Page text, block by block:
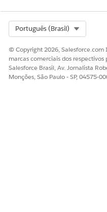
Português (Brasil)
© Copyright 2026, Salesforce.com
marcas comerciais dos respectivos
Salesforce Brasil, Av. Jornalista
Monções, São Paulo - SP, 04575-